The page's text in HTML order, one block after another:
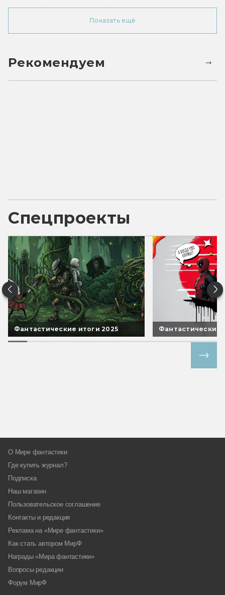
Показать ещё
Рекомендуем
Спецпроекты
Фантастические итоги 2025 Фантастические
О Мире фантастики
Где купить журнал?
Подписка
Наш магазин
Пользовательское соглашение
Контакты и редакция
Реклама на «Мире фантастики»
Как стать автором МирФ
Награды «Мира фантастики»
Вопросы редакции
Форум МирФ